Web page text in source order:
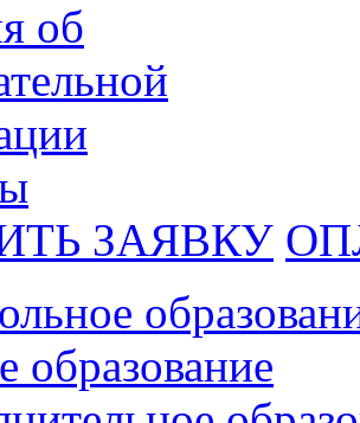
об
ЗАЯВКУ
образование